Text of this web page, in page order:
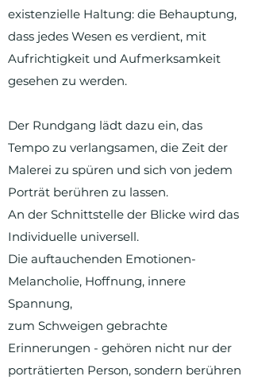
existenzielle Haltung: die Behauptung,
dass jedes Wesen es verdient, mit
Aufrichtigkeit und Aufmerksamkeit
gesehen zu werden.
Der Rundgang lädt dazu ein, das
Tempo zu verlangsamen, die Zeit der
Malerei zu spüren und sich von jedem
Porträt berühren zu lassen.
An der Schnittstelle der Blicke wird das
Individuelle universell.
Die auftauchenden Emotionen-
Melancholie, Hoffnung, innere
Spannung,
zum Schweigen gebrachte
Erinnerungen - gehören nicht nur der
porträtierten Person, sondern berühren